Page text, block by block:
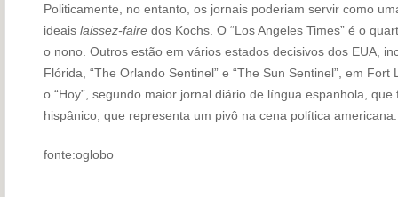
Politicamente, no entanto, os jornais poderiam servir como
ideais laissez-fairedos Kochs. O “Los Angeles Times” é o
o nono. Outros estão em vários estados decisivos dos EUA,
Flórida, “The Orlando Sentinel” e “The Sun Sentinel”, em
o “Hoy”, segundo maior jornal diário de língua espanhola,
hispânico, que representa um pivô na cena política americana.
fonte:oglobo